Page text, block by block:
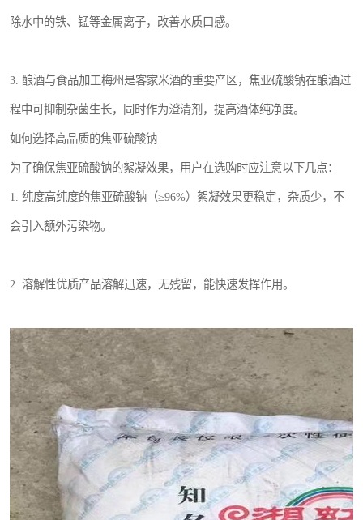
除水中的铁、锰等金属离子，改善水质口感。
3. 酿酒与食品加工梅州是客家米酒的重要产区，焦亚硫酸钠在酿酒过
程中可抑制杂菌生长，同时作为澄清剂，提高酒体纯净度。
如何选择高品质的焦亚硫酸钠
为了确保焦亚硫酸钠的絮凝效果，用户在选购时应注意以下几点：
1. 纯度高纯度的焦亚硫酸钠（≥96%）絮凝效果更稳定，杂质少，不
会引入额外污染物。
2. 溶解性优质产品溶解迅速，无残留，能快速发挥作用。